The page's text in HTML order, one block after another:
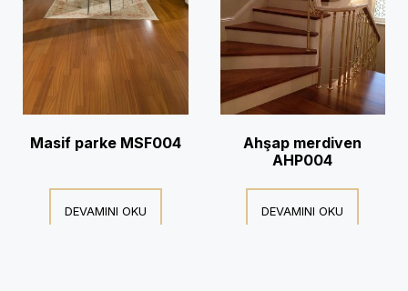
Masif parke MSF004
DEVAMINI OKU
Ahşap merdiven
AHP004
DEVAMINI OKU